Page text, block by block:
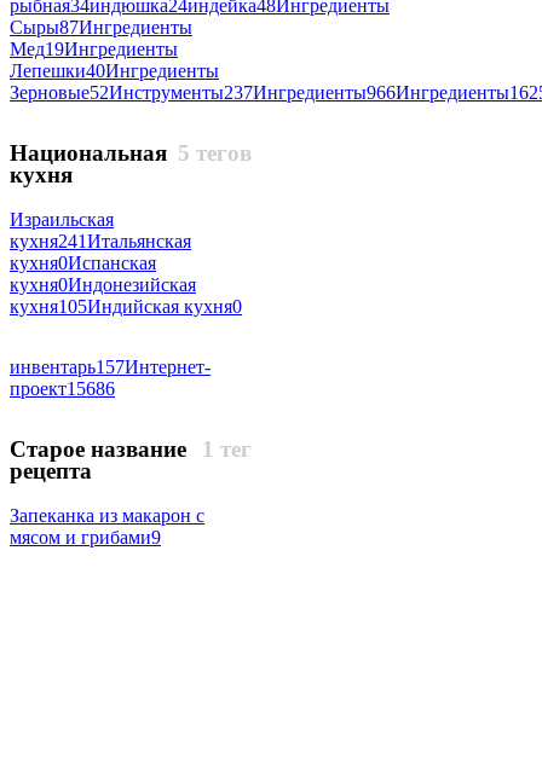
рыбная34индюшка24индейка48Ингредиенты
Сыры87Ингредиенты
Мед19Ингредиенты
Лепешки40Ингредиенты
Зерновые52Инструменты237Ингредиенты966Ингредиенты
5 тегов
Национальная
кухня
Израильская
кухня241Итальянская
кухня0Испанская
кухня0Индонезийская
кухня105Индийская кухня0
инвентарь157Интернет-
проект15686
1 тег
Старое название
рецепта
Запеканка из макарон с
мясом и грибами9